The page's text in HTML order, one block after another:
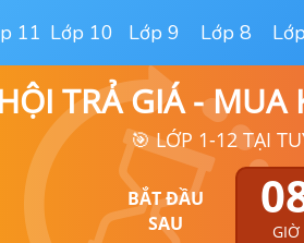
11 Lớp 10 Lớp 9 Lớp 8
TRẢ GIÁ - MUA
🎯 LỚP 1-12 TẠI
BẮT ĐẦU
SAU
GIỜ